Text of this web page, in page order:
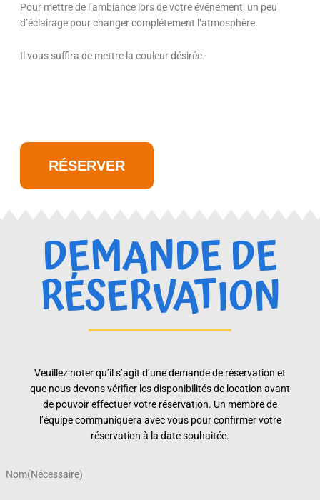
Pour mettre de l’ambiance lors de votre événement, un peu
d’éclairage pour changer complétement l’atmosphère.
Il vous suffira de mettre la couleur désirée.
RÉSERVER
DEMANDE DE
RÉSERVATION
Veuillez noter qu’il s’agit d’une demande de réservation et
que nous devons vérifier les disponibilités de location avant
de pouvoir effectuer votre réservation. Un membre de
l’équipe communiquera avec vous pour confirmer votre
réservation à la date souhaitée.
Nom(Nécessaire)